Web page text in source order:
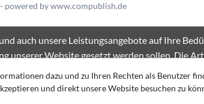
dazu und zu Ihren Rechten als Benutzer
und direkt unsere Website besuchen zu
powered by www.compublish.de
auch unsere Leistungsangebote auf Ihre
unserer Website gesetzt werden sollen. Die
Opt out from google Analytics